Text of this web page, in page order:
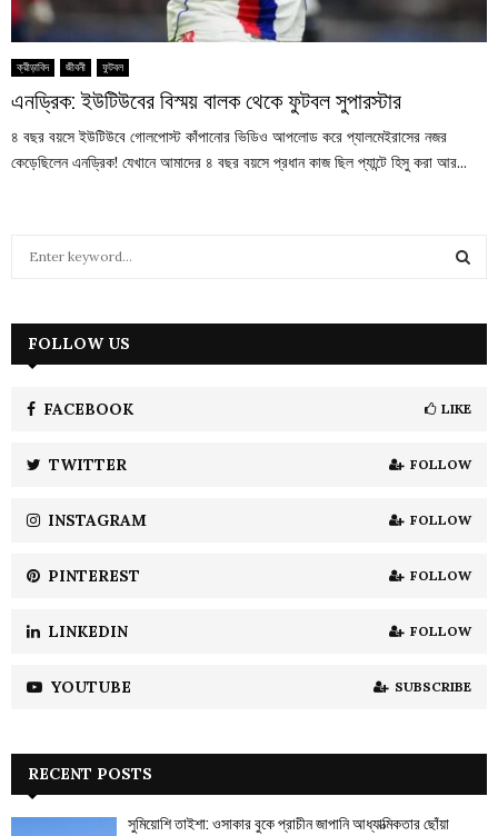
ক্রীড়াবিদ জীবনী ফুটবল
এনড্রিক: ইউটিউবের বিস্ময় বালক থেকে ফুটবল সুপারস্টার
৪ বছর বয়সে ইউটিউবে গোলপোস্ট কাঁপানোর ভিডিও আপলোড করে প্যালমেইরাসের নজর
কেড়েছিলেন এনড্রিক! যেখানে আমাদের ৪ বছর বয়সে প্রধান কাজ ছিল প্যান্টে হিসু করা আর...
h
H
FOLLOW US
FACEBOOK LIKE
TWITTER FOLLOW
INSTAGRAM FOLLOW
PINTEREST FOLLOW
LINKEDIN FOLLOW
YOUTUBE SUBSCRIBE
RECENT POSTS
সুমিয়োশি তাইশা: ওসাকার বুকে প্রাচীন জাপানি আধ্যাত্মিকতার ছোঁয়া